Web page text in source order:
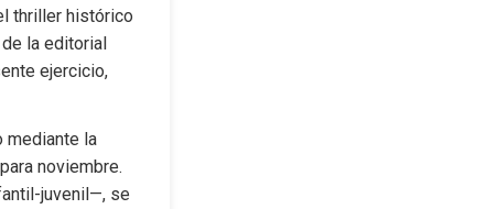
de la editorial
ejercicio,
mediante la
noviembre.
juvenil—, se